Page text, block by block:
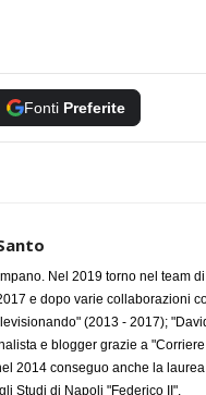
Fonti Preferite
Nel 2019 torno nel team
e dopo varie collaborazioni
(2013 - 2017);
e blogger grazie a
2014 conseguo anche la
Studi di Napoli "Federico II".